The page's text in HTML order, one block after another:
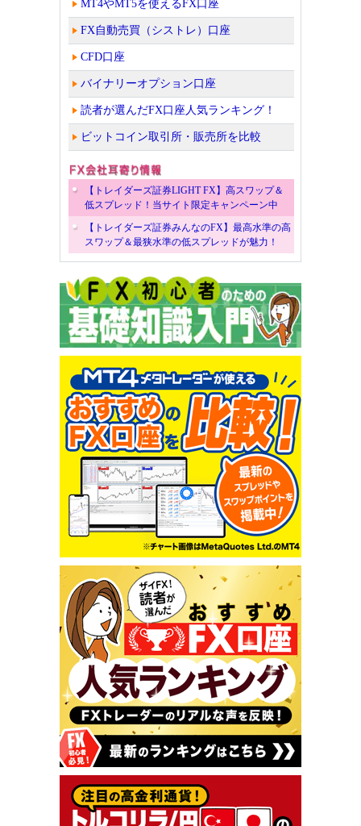
MT4やMT5を使えるFX口座
FX自動売買（シストレ）口座
CFD口座
バイナリーオプション口座
読者が選んだFX口座人気ランキング！
ビットコイン取引所・販売所を比較
【トレイダーズ証券LIGHT FX】高スワップ＆
低スプレッド！当サイト限定キャンペーン中
【トレイダーズ証券みんなのFX】最高水準の高
スワップ＆最狭水準の低スプレッドが魅力！